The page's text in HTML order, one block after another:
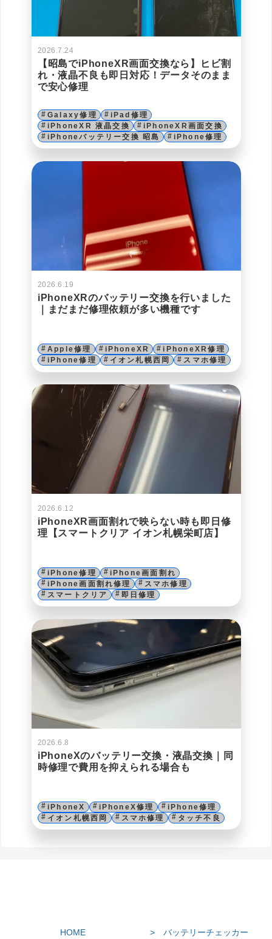
2026.7.24
【昭島でiPhoneXR画面交換なら】ヒビ割
れ・液晶不良も即日対応！データそのまま
で安心修理
Galaxy修理
iPad修理
iPhoneXR 液晶交換
iPhoneXR画面交換
iPhoneバッテリー交換 昭島
iPhone修理
2026.6.19
iPhoneXRのバッテリー交換を行いました
｜まだまだ修理依頼が多い機種です
Apple修理 iPhoneXR
iPhoneXR修理
iPhone修理
イオン札幌西岡 スマホ修理
2026.6.12
iPhoneXR画面割れで映らない時も即日修
理【スマートクリア イオン札幌栄町店】
iPhone修理
iPhone画面割れ
iPhone画面割れ修理
スマホ修理
スマートクリア
即日修理
2026.6.8
iPhoneXのバッテリー交換・液晶交換｜同
時修理で費用を抑えられる場合も
iPhoneX iPhoneX修理
iPhone修理
イオン札幌西岡
スマホ修理 タッチ不良
HOME > バッテリーチェッカー